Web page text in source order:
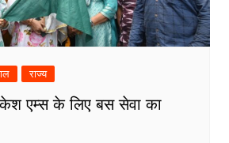
राज्य
एम्स के लिए बस सेवा का